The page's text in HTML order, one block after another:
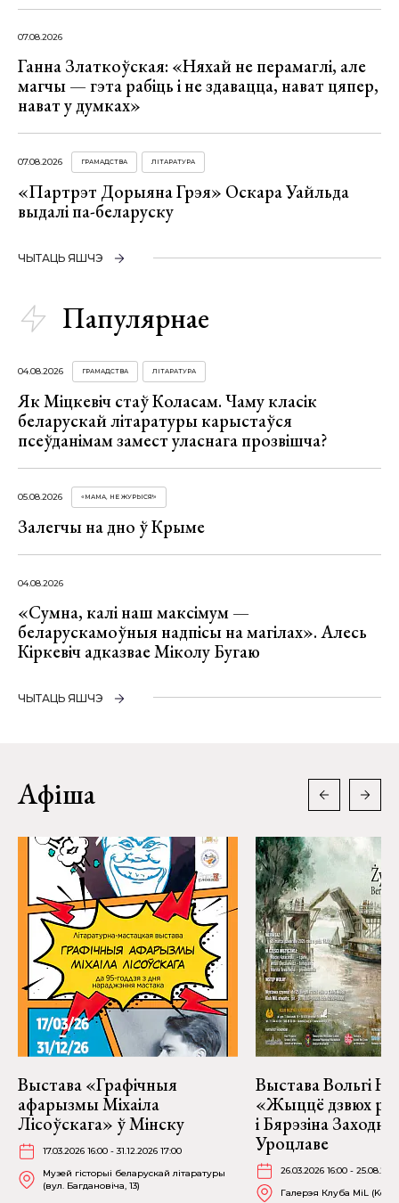
07.08.2026
Ганна Златкоўская: «Няхай не перамаглі, але
магчы — гэта рабіць і не здавацца, нават цяпер,
нават у думках»
07.08.2026 ГРАМАДСТВА ЛІТАРАТУРА
«Партрэт Дорыяна Грэя» Оскара Уайльда
выдалі па-беларуску
ЧЫТАЦЬ ЯШЧЭ
Папулярнае
04.08.2026 ГРАМАДСТВА ЛІТАРАТУРА
Як Міцкевіч стаў Коласам. Чаму класік
беларускай літаратуры карыстаўся
псеўданімам замест уласнага прозвішча?
05.08.2026 «МАМА, НЕ ЖУРЫСЯ!»
Залегчы на дно ў Крыме
04.08.2026
«Сумна, калі наш максімум —
беларускамоўныя надпісы на магілах». Алесь
Кіркевіч адказвае Міколу Бугаю
ЧЫТАЦЬ ЯШЧЭ
Афіша
Выстава «Графічныя
афарызмы Міхаіла
Лісоўскага» ў Мінску
17.03.2026 16:00 - 31.12.2026 17:00
Музей гісторыі беларускай літаратуры
(вул. Багдановіча, 13)
Выстава Вольгі
«Жыццё дзвюх
і Бярэзіна
Уроцлаве
26.03.2026 16:00 -
Галерэя Клуба MiL